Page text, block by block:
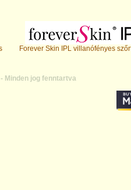
Forever Skin IPL villanófényes
Minden jog fenntartva